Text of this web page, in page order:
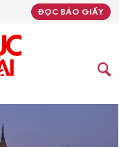
ĐỌC BÁO GIẤY